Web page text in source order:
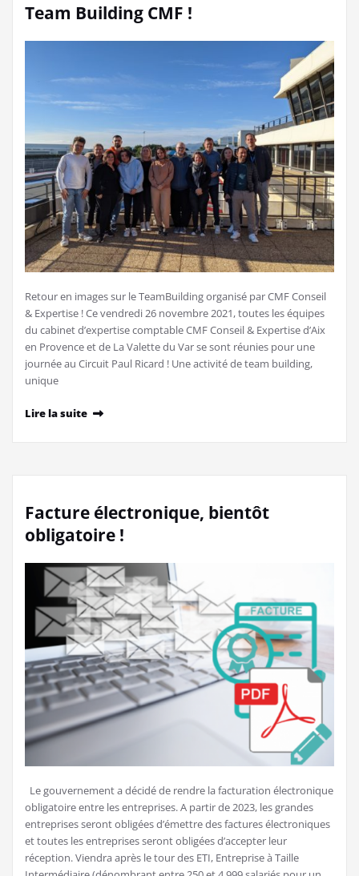
Team Building CMF !
Retour en images sur le TeamBuilding organisé par CMF Conseil
& Expertise ! Ce vendredi 26 novembre 2021, toutes les équipes
du cabinet d’expertise comptable CMF Conseil & Expertise d’Aix
en Provence et de La Valette du Var se sont réunies pour une
journée au Circuit Paul Ricard ! Une activité de team building,
unique
Lire la suite
Facture électronique, bientôt
obligatoire !
Le gouvernement a décidé de rendre la facturation électronique
obligatoire entre les entreprises. A partir de 2023, les grandes
entreprises seront obligées d’émettre des factures électroniques
et toutes les entreprises seront obligées d’accepter leur
réception. Viendra après le tour des ETI, Entreprise à Taille